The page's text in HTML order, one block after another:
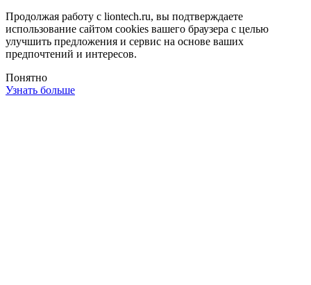
Продолжая работу с liontech.ru, вы подтверждаете
использование сайтом cookies вашего браузера с целью
улучшить предложения и сервис на основе ваших
предпочтений и интересов.
Понятно
Узнать больше